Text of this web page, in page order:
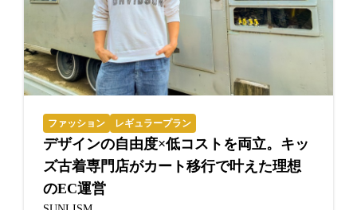
ファッション レギュラープラン
デザインの自由度×低コストを両立。キッ
ズ古着専門店がカート移行で叶えた理想
のEC運営